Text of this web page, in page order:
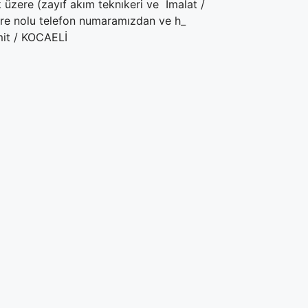
üzere (zayıf akım teknıkeri ve İmalat /
nolu telefon numaramızdan ve h_
/ KOCAELİ